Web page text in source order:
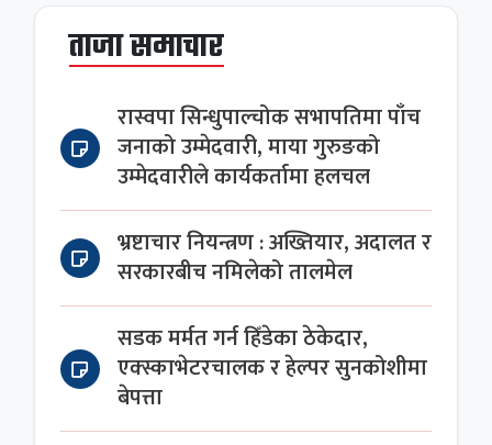
ताजा समाचार
रास्वपा सिन्धुपाल्चोक सभापतिमा पाँच
जनाको उम्मेदवारी, माया गुरुङको
उम्मेदवारीले कार्यकर्तामा हलचल
भ्रष्टाचार नियन्त्रण : अख्तियार, अदालत र
सरकारबीच नमिलेको तालमेल
सडक मर्मत गर्न हिँडेका ठेकेदार,
एक्स्काभेटरचालक र हेल्पर सुनकोशीमा
बेपत्ता